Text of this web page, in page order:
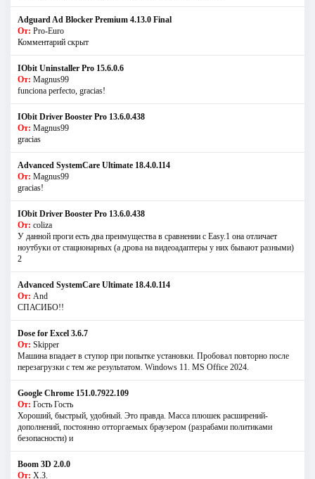
Adguard Ad Blocker Premium 4.13.0 Final
От: Pro-Euro
Комментарий скрыт
IObit Uninstaller Pro 15.6.0.6
От: Magnus99
funciona perfecto, gracias!
IObit Driver Booster Pro 13.6.0.438
От: Magnus99
gracias
Advanced SystemCare Ultimate 18.4.0.114
От: Magnus99
gracias!
IObit Driver Booster Pro 13.6.0.438
От: coliza
У данной проги есть два преимущества в сравнении с Easy.1 она отличает
ноутбуки от стационарных (а дрова на видеоадаптеры у них бывают разными)
2
Advanced SystemCare Ultimate 18.4.0.114
От: And
СПАСИБО!!
Dose for Excel 3.6.7
От: Skipper
Машина впадает в ступор при попытке установки. Пробовал повторно после
перезагрузки с тем же результатом. Windows 11. MS Offiсe 2024.
Google Chrome 151.0.7922.109
От: Гость Гость
Хороший, быстрый, удобный. Это правда. Масса плюшек расширений-
дополнений, постоянно отторгаемых браузером (разрабами политиками
безопасности) и
Boom 3D 2.0.0
От: Х.З.